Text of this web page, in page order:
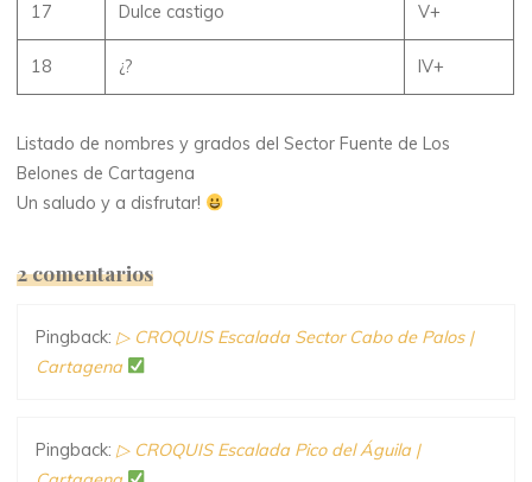
17 Dulce castigo V+
18 ¿? IV+
Listado de nombres y grados del Sector Fuente de Los
Belones de Cartagena
Un saludo y a disfrutar!
2 comentarios
Pingback: ▷ CROQUIS Escalada Sector Cabo de Palos |
Cartagena
Pingback: ▷ CROQUIS Escalada Pico del Águila |